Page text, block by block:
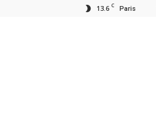
13.6 C Paris